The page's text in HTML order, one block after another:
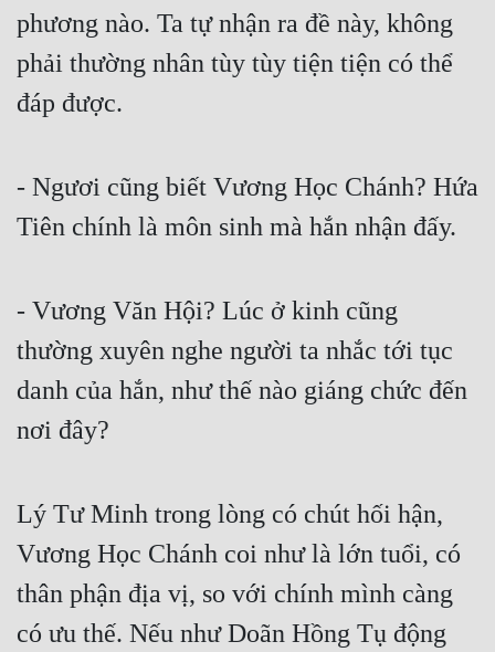
phương nào. Ta tự nhận ra đề này, không
phải thường nhân tùy tùy tiện tiện có thể
đáp được.
- Ngươi cũng biết Vương Học Chánh? Hứa
Tiên chính là môn sinh mà hắn nhận đấy.
- Vương Văn Hội? Lúc ở kinh cũng
thường xuyên nghe người ta nhắc tới tục
danh của hắn, như thế nào giáng chức đến
nơi đây?
Lý Tư Minh trong lòng có chút hối hận,
Vương Học Chánh coi như là lớn tuổi, có
thân phận địa vị, so với chính mình càng
có ưu thế. Nếu như Doãn Hồng Tụ động